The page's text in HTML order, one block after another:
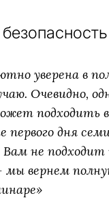
уверена в
Очевидно,
подходить
первого дня
не
вернем